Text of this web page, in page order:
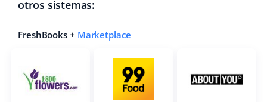
otros sistemas:
FreshBooks + Marketplace